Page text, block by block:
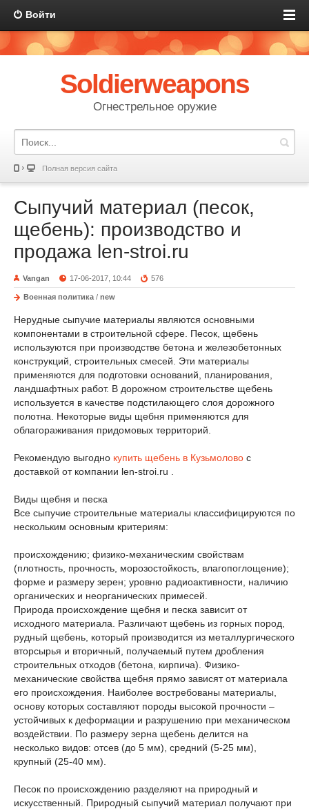
Войти
Soldierweapons
Огнестрельное оружие
Полная версия сайта
Сыпучий материал (песок,
щебень): производство и
продажа len-stroi.ru
Vangan 17-06-2017, 10:44 576
Военная политика / new
Нерудные сыпучие материалы являются основными
компонентами в строительной сфере. Песок, щебень
используются при производстве бетона и железобетонных
конструкций, строительных смесей. Эти материалы
применяются для подготовки оснований, планирования,
ландшафтных работ. В дорожном строительстве щебень
используется в качестве подстилающего слоя дорожного
полотна. Некоторые виды щебня применяются для
облагораживания придомовых территорий.
Рекомендую выгодно купить щебень в Кузьмолово с
доставкой от компании len-stroi.ru .
Виды щебня и песка
Все сыпучие строительные материалы классифицируются по
нескольким основным критериям:
происхождению; физико-механическим свойствам
(плотность, прочность, морозостойкость, влагопоглощение);
форме и размеру зерен; уровню радиоактивности, наличию
органических и неорганических примесей.
Природа происхождение щебня и песка зависит от
исходного материала. Различают щебень из горных пород,
рудный щебень, который производится из металлургического
вторсырья и вторичный, получаемый путем дробления
строительных отходов (бетона, кирпича). Физико-
механические свойства щебня прямо зависят от материала
его происхождения. Наиболее востребованы материалы,
основу которых составляют породы высокой прочности –
устойчивых к деформации и разрушению при механическом
воздействии. По размеру зерна щебень делится на
несколько видов: отсев (до 5 мм), средний (5-25 мм),
крупный (25-40 мм).
Песок по происхождению разделяют на природный и
искусственный. Природный сыпучий материал получают при